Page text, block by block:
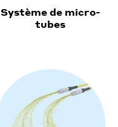
Système de micro-
tubes